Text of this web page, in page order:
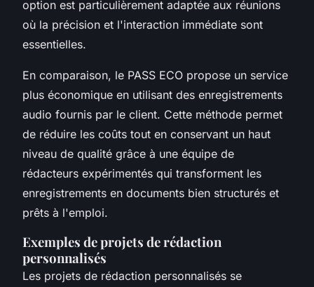
option est particulièrement adaptée aux réunions
où la précision et l'interaction immédiate sont
essentielles.
En comparaison, le PASS ECO propose un service
plus économique en utilisant des enregistrements
audio fournis par le client. Cette méthode permet
de réduire les coûts tout en conservant un haut
niveau de qualité grâce à une équipe de
rédacteurs expérimentés qui transforment les
enregistrements en documents bien structurés et
prêts à l'emploi.
Exemples de projets de rédaction
personnalisés
Les projets de rédaction personnalisés se